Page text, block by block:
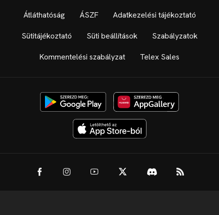
Átláthatóság ÁSZF Adatkezelési tájékoztató
Sütitájékoztató Süti beállítások Szabályzatok
Kommentelési szabályzat Telex Sales